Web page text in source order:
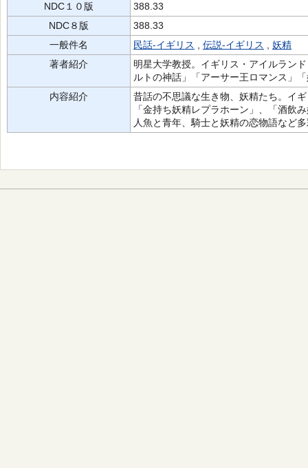
NDC１０版
388.33
NDC８版
388.33
一般件名
民話-イギリス 伝説-イギリス
妖精
著者紹介
明星大学教授。イギリス・アイルラン
ルトの神話」「アーサー王ロマンス」
内容紹介
昔話の不思議な生き物、妖精たち。イ
「金持ち妖精レプラホーン」、「酒飲
人魚と青年、騎士と妖精の恋物語など